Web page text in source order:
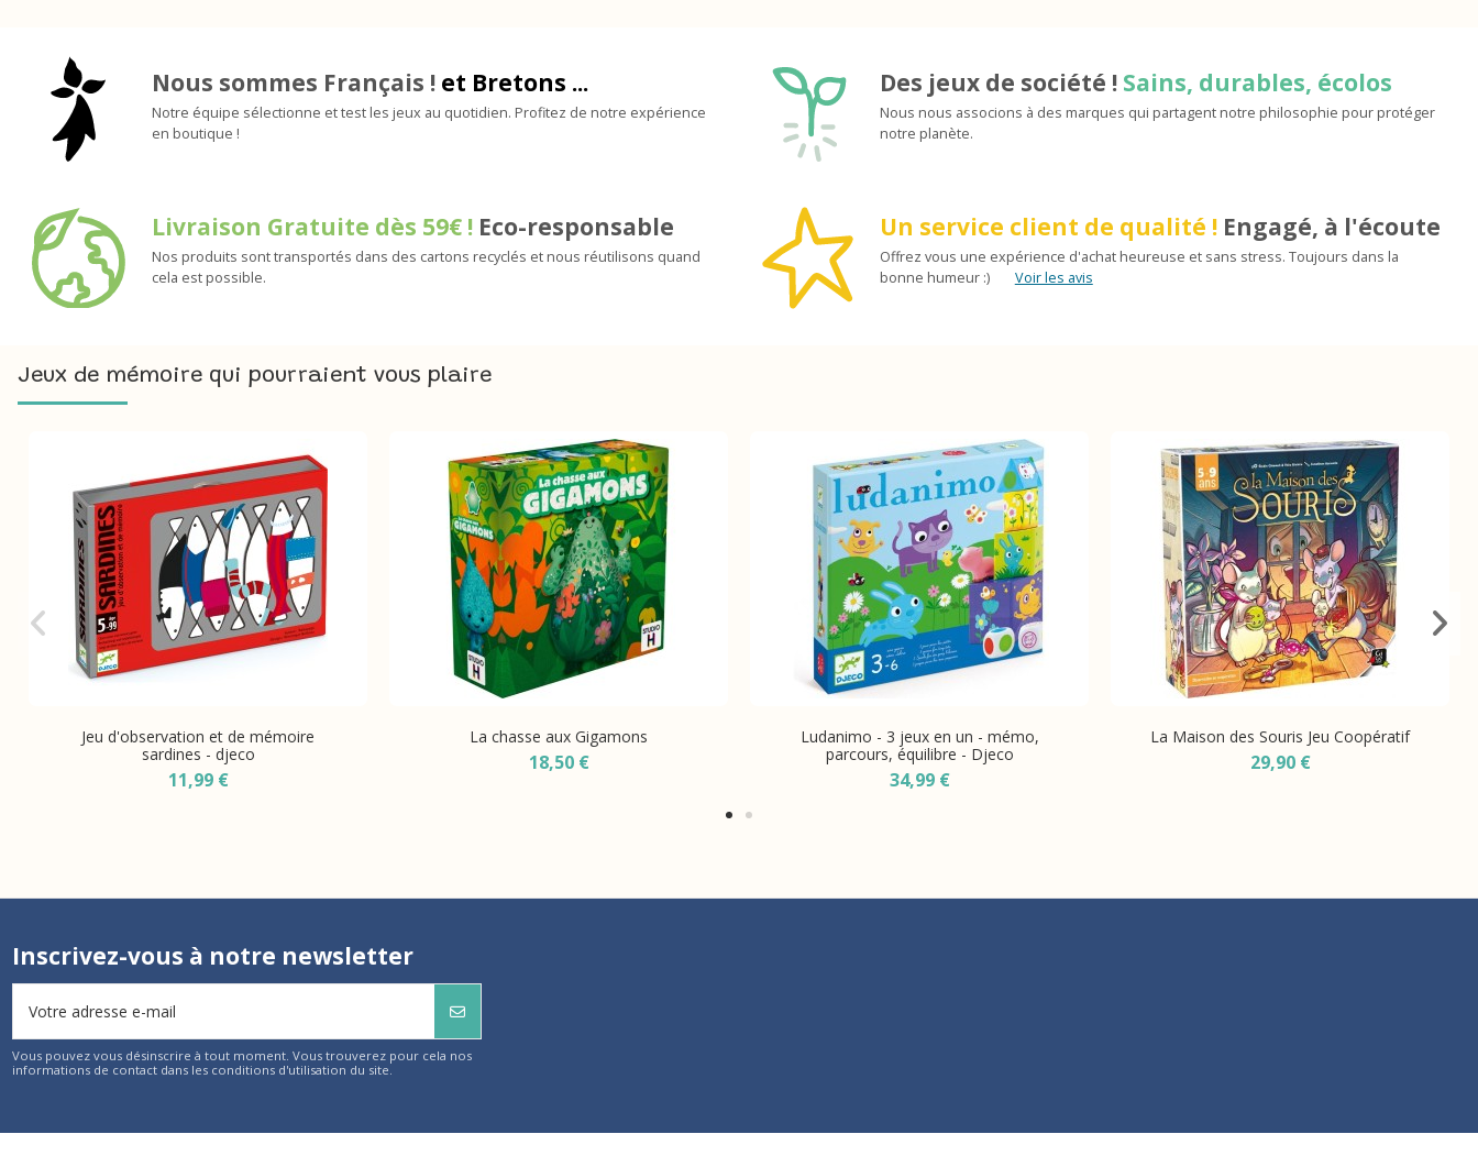
Nous sommes Français ! et Bretons ...
Notre équipe sélectionne et test les jeux au quotidien. Profitez de notre expérience
en boutique !
Des jeux de société ! Sains, durables, écolos
Nous nous associons à des marques qui partagent notre philosophie pour protéger
notre planète.
Livraison Gratuite dès 59€ ! Eco-responsable
Nos produits sont transportés dans des cartons recyclés et nous réutilisons quand
cela est possible.
Un service client de qualité ! Engagé, à l'écoute
Offrez vous une expérience d'achat heureuse et sans stress. Toujours dans la
bonne humeur :)
Voir les avis
Jeux de mémoire qui pourraient vous plaire
Jeu d'observation et de mémoire
sardines - djeco
11,99 €
La chasse aux Gigamons
18,50 €
Ludanimo - 3 jeux en un - mémo,
parcours, équilibre - Djeco
34,99 €
La Maison des Souris Jeu Coopératif
29,90 €
Inscrivez-vous à notre newsletter
Vous pouvez vous désinscrire à tout moment. Vous trouverez pour cela nos
informations de contact dans les conditions d'utilisation du site.